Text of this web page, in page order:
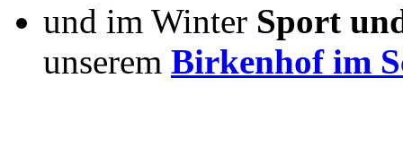
und im Winter Sport
unserem Birkenhof im